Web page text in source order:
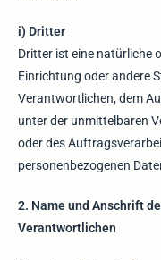
i) Dritter
Dritter ist eine natürliche
Einrichtung oder andere
Verantwortlichen, dem
unter der unmittelbaren
oder des
personenbezogenen
2. Name und Anschrift
Verantwortlichen